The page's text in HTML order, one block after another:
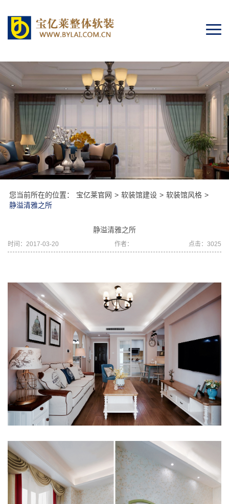
您当前所在的位置： 宝亿莱官网 > 软装馆建设 > 软装馆风格 >
静溢清雅之所
静溢清雅之所
时间：2017-03-20 作者： 点击：3025